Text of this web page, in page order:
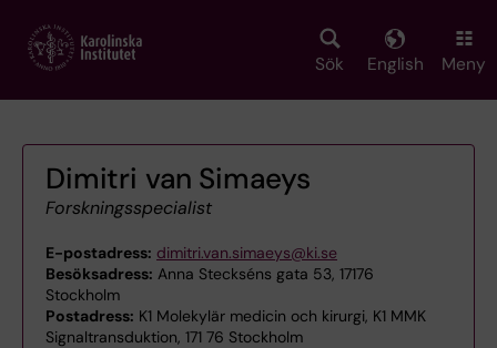
main
Sök English Meny
Dimitri van Simaeys
Forskningsspecialist
E-postadress: dimitri.van.simaeys@ki.se
Besöksadress: Anna Steckséns gata 53, 17176
Stockholm
Postadress: K1 Molekylär medicin och kirurgi, K1 MMK
Signaltransduktion, 171 76 Stockholm